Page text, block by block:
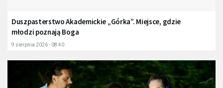
Duszpasterstwo Akademickie „Górka”. Miejsce, gdzie
młodzi poznają Boga
9 sierpnia 2026 - 08:40